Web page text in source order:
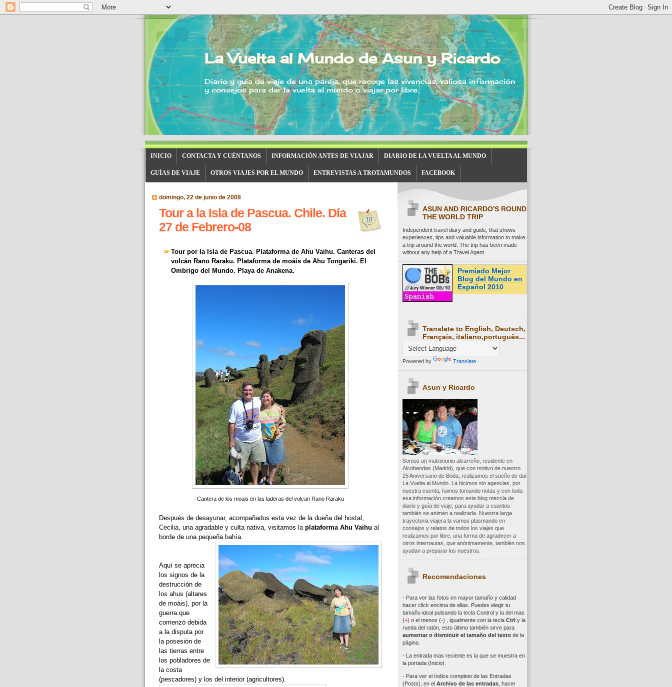
La Vuelta al Mundo de Asun y Ricardo
Diario y guía de viaje de una pareja, que recoge las vivencias, valiosa información
y consejos para dar la vuelta al mundo o viajar por libre.
INICIO CONTACTA Y CUÉNTANOS INFORMACIÓN ANTES DE VIAJAR DIARIO DE LA VUELTA AL MUNDO
GUÍAS DE VIAJE OTROS VIAJES POR EL MUNDO ENTREVISTAS A TROTAMUNDOS FACEBOOK
domingo, 22 de junio de 2008
10
Tour a la Isla de Pascua. Chile. Día
27 de Febrero-08
Tour por la Isla de Pascua. Plataforma de Ahu Vaihu. Canteras del
volcán Rano Raraku. Plataforma de moáis de Ahu Tongariki. El
Ombrigo del Mundo. Playa de Anakena.
Cantera de los moais en las laderas del volcan Rano Raraku
Después de desayunar, acompañados esta vez de la dueña del hostal,
Cecilia, una agradable y culta nativa, visitamos laplataforma Ahu Vaihu al
borde de una pequeña bahía.
Aquí se aprecia
los signos de la
destrucción de
los ahus (altares
de moáis), por la
guerra que
comenzó debida
a la disputa por
la posesión de
las tierras entre
los pobladores de
la costa
(pescadores) y los del interior (agricultores).
ASUN AND RICARDO'S ROUND
THE WORLD TRIP
Independent travel diary and guide, that shows
experiences, tips and valuable information to make
a trip around the world. The trip has been made
without any help of a Travel Agent.
Premiado Mejor
Blog del Mundo en
Español 2010
Translate to English, Deutsch,
Français, italiano,português...
Powered by Translate
Asun y Ricardo
Somos un matrimonio alcarreño, residente en
Alcobendas (Madrid), que con motivo de nuestro
25 Aniversario de Boda, realizamos el sueño de dar
La Vuelta al Mundo. La hicimos sin agencias, por
nuestra cuenta, fuimos tomando notas y con toda
esa información creamos este blog mezcla de
diario y guía de viaje, para ayudar a cuantos
también se animen a realizarla. Nuestra larga
trayectoria viajera la vamos plasmando en
consejos y relatos de todos los viajes que
realizamos por libre, una forma de agradecer a
otros internautas, que anónimamente, también nos
ayudan a preparar los nuestros.
Recomendaciones
- Para ver las fotos en mayor tamaño y calidad
hacer click encima de ellas. Puedes elegir tu
tamaño ideal pulsando la tecla Controly la del mas
(+) o el menos (-) igualmente con la tecla Ctrl y la
rueda del ratón, esto último también sirve para
aumentar o disminuir el tamaño del textode la
página.
- La entrada mas reciente es la que se muestra en
la portada (Inicio).
- Para ver el índice completo de las Entradas
(Posts), en el Archivo de las entradas, hacer